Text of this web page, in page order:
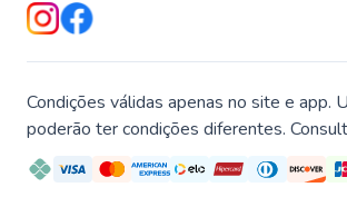
Condições válidas apenas no site e app.
poderão ter condições diferentes.